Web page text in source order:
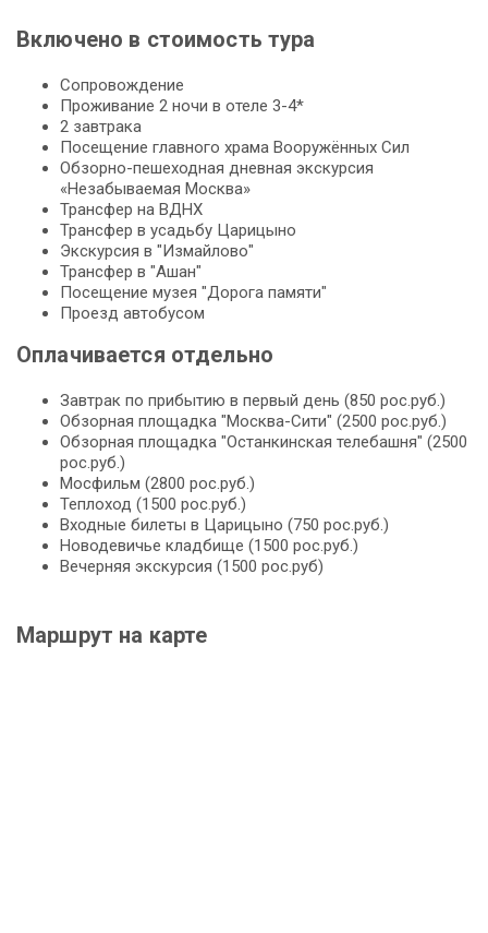
Включено в стоимость тура
Сопровождение
Проживание 2 ночи в отеле 3-4*
2 завтрака
Посещение главного храма Вооружённых Сил
Обзорно-пешеходная дневная экскурсия
«Незабываемая Москва»
Трансфер на ВДНХ
Трансфер в усадьбу Царицыно
Экскурсия в "Измайлово"
Трансфер в "Ашан"
Посещение музея "Дорога памяти"
Проезд автобусом
Оплачивается отдельно
Завтрак по прибытию в первый день (850 рос.руб.)
Обзорная площадка "Москва-Сити" (2500 рос.руб.)
Обзорная площадка "Останкинская телебашня" (2500
рос.руб.)
Мосфильм (2800 рос.руб.)
Теплоход (1500 рос.руб.)
Входные билеты в Царицыно (750 рос.руб.)
Новодевичье кладбище (1500 рос.руб.)
Вечерняя экскурсия (1500 рос.руб)
Маршрут на карте